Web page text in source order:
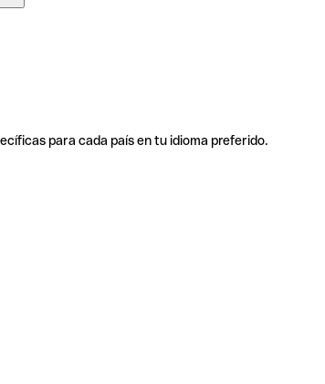
para cada país en tu idioma preferido.